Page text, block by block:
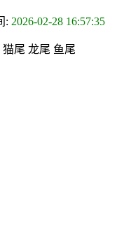
: 2026-02-28 16:57:35
尾 龙尾 鱼尾